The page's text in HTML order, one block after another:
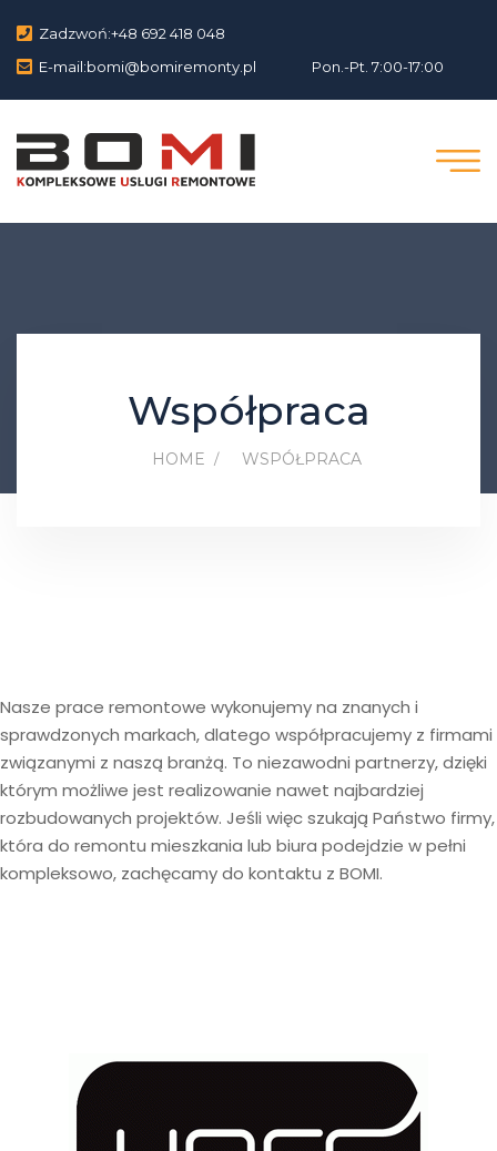
Zadzwoń:+48 692 418 048
E-mail:bomi@bomiremonty.pl Pon.-Pt. 7:00-17:00
Współpraca
HOME WSPÓŁPRACA
Nasze prace remontowe wykonujemy na znanych i
sprawdzonych markach, dlatego współpracujemy z firmami
związanymi z naszą branżą. To niezawodni partnerzy, dzięki
którym możliwe jest realizowanie nawet najbardziej
rozbudowanych projektów. Jeśli więc szukają Państwo firmy,
która do remontu mieszkania lub biura podejdzie w pełni
kompleksowo, zachęcamy do kontaktu z BOMI.